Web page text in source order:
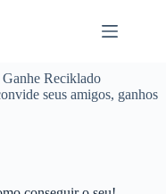
Reciklado
seus amigos, ganhos